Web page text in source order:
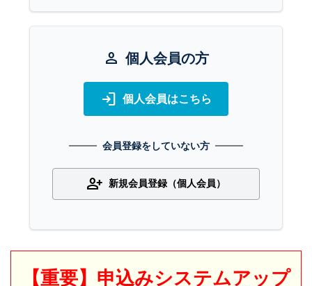
person 個人会員の方
login 個人会員はこちら
会員登録をしていない方
person_add 新規会員登録（個人会員）
【重要】申込みシステムアップ